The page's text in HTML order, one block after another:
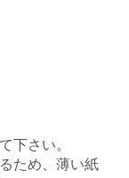
下さい。
ため、薄い紙